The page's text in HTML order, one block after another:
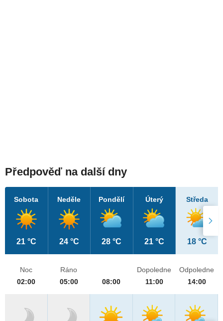
Předpověď na další dny
Sobota
21 °C
Neděle
24 °C
Pondělí
28 °C
Úterý
21 °C
Středa
18 °C
Noc
02:00
Ráno
05:00
08:00
Dopoledne
11:00
Odpoledne
14:00